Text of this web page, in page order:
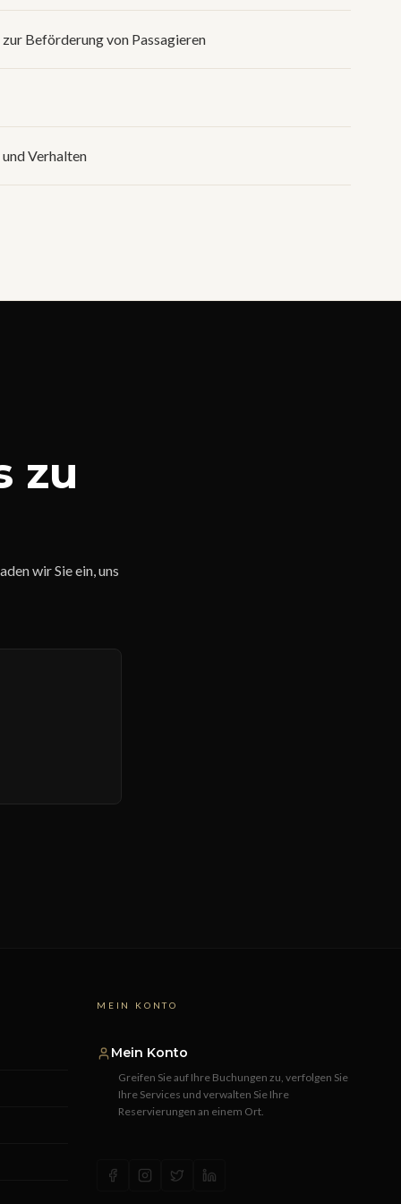
Beförderung von Passagieren
Verhalten
zu
wir Sie ein, uns
MEIN KONTO
Mein Konto
Greifen Sie auf Ihre Buchungen zu, verfolgen Sie
Ihre Services und verwalten Sie Ihre
Reservierungen an einem Ort.